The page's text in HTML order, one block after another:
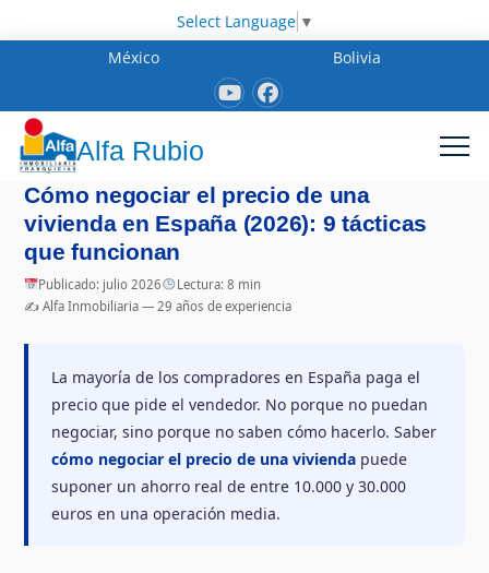
Select Language ▼
México
Bolivia
Alfa Rubio
Cómo negociar el precio de una
vivienda en España (2026): 9 tácticas
que funcionan
Publicado: julio 2026
Lectura: 8 min
✍️ Alfa Inmobiliaria — 29 años de experiencia
La mayoría de los compradores en España paga el
precio que pide el vendedor. No porque no puedan
negociar, sino porque no saben cómo hacerlo. Saber
cómo negociar el precio de una vivienda puede
suponer un ahorro real de entre 10.000 y 30.000
euros en una operación media.